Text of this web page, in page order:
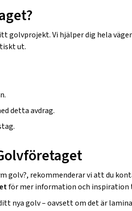
golvprojekt. Vi hjälper dig hela
ut.
detta avdrag.
golv?, rekommenderar vi att du
för mer information och
nya golv – oavsett om det är